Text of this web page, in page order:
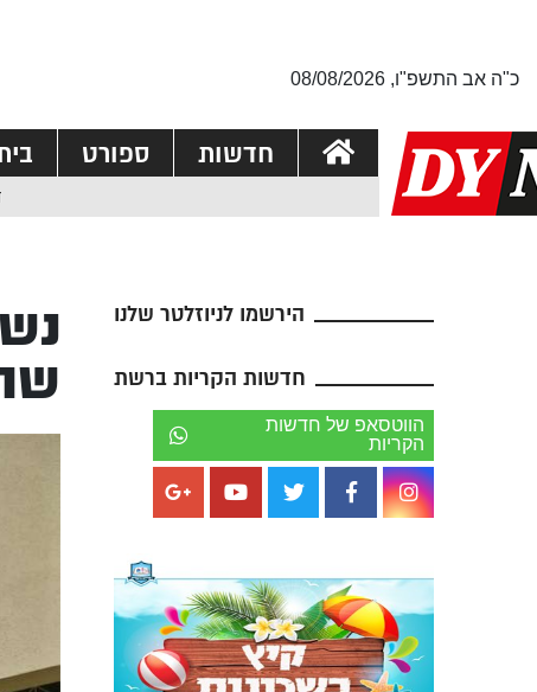
כ"ה אב התשפ"ו, 08/08/2026
חדשות ספורט
הירשמו לניוזלטר שלנו
חדשות הקריות ברשת
הווטסאפ של חדשות
הקריות